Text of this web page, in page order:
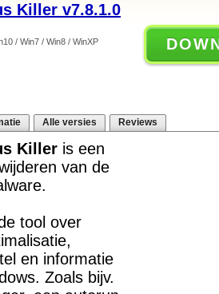
Killer v7.8.1.0
/ Win7 / Win8 / WinXP
Alle versies Reviews
Killer is een
van de
tool over
en informatie
Zoals bijv.